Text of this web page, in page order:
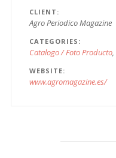
CLIENT
Agro Periodico Magazine
CATEGORIES
Catalogo / Foto Producto
WEBSITE
www.agromagazine.es/